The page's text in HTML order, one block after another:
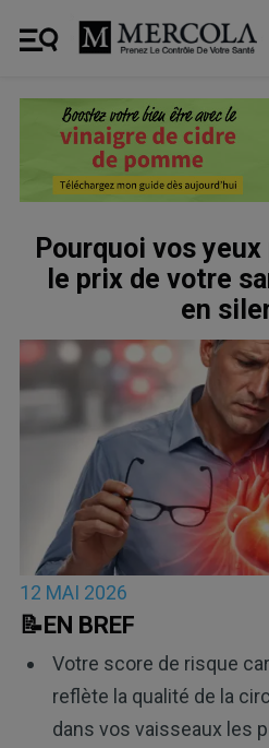
Pourquoi vos
le prix de votre
en
12 MAI 2026
📝EN BREF
Votre score de risque
reflète la qualité de la
dans vos vaisseaux les